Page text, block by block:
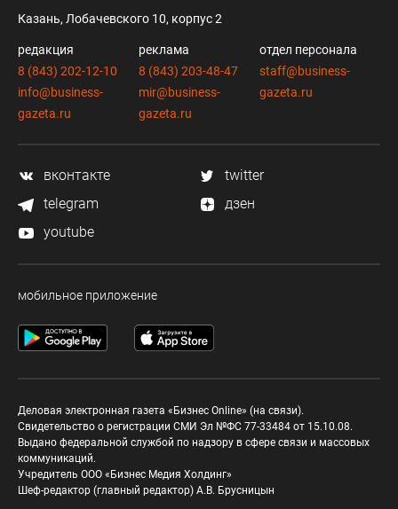
Казань, Лобачевского 10, корпус 2
редакция
8 (843) 202-12-10
info@business-
gazeta.ru
реклама
8 (843) 203-48-47
mir@business-
gazeta.ru
отдел персонала
staff@business-
gazeta.ru
вконтакте
twitter
telegram
дзен
youtube
мобильное приложение
Деловая электронная газета «Бизнес Online» (на связи).
Свидетельство о регистрации СМИ Эл №ФС 77-33484 от 15.10.08.
Выдано федеральной службой по надзору в сфере связи и массовых
коммуникаций.
Учредитель ООО «Бизнес Медия Холдинг»
Шеф-редактор (главный редактор) А.В. Брусницын